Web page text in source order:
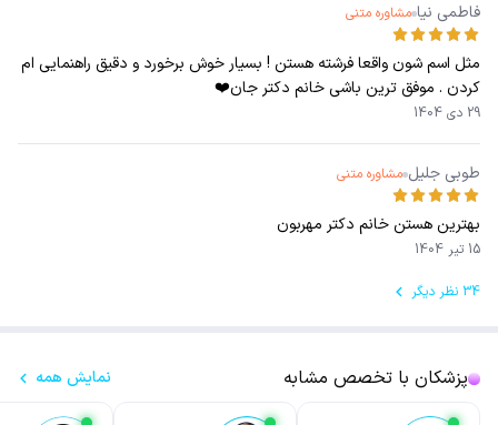
فاطمی نیا مشاوره متنی
مثل اسم شون واقعا فرشته هستن ! بسیار خوش برخورد و دقیق راهنمایی ام
کردن . موفق ترین باشی خانم دکتر جان❤️
29 دی 1404
طوبی جلیل مشاوره متنی
بهترین هستن خانم دکتر مهربون
15 تیر 1404
34 نظر دیگر
پزشکان با تخصص مشابه نمایش همه